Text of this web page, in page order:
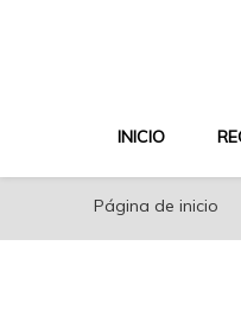
INICIO
Página de inicio